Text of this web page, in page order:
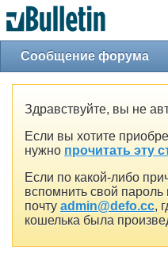
Сообщение форума
Здравствуйте, вы не
Если вы хотите
нужно прочитать эту
Если по какой-либо
вспомнить свой
почту admin@defo.cc,
кошелька была